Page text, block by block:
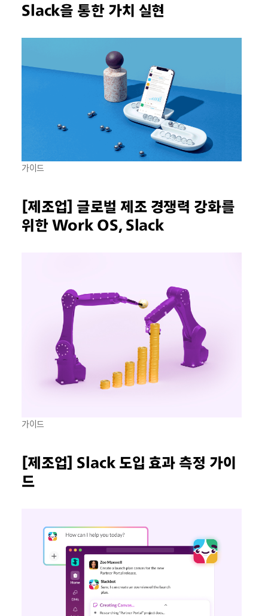
Slack을 통한 가치 실현
가이드
[제조업] 글로벌 제조 경쟁력 강화를
위한 Work OS, Slack
가이드
[제조업] Slack 도입 효과 측정 가이
드